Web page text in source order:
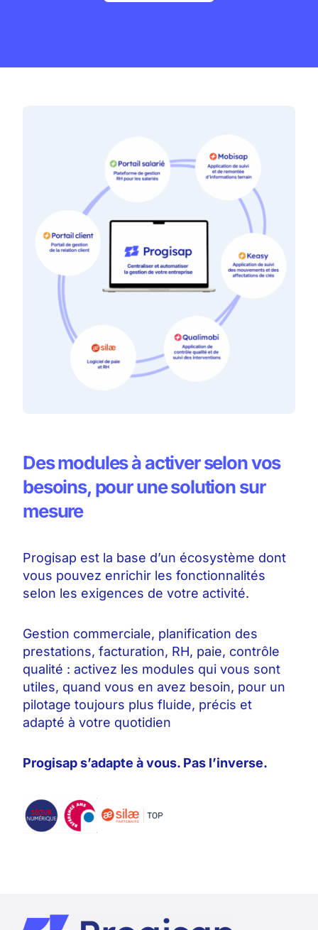
Des modules à activer selon vos
besoins, pour une solution sur
mesure
Progisap est la base d’un écosystème dont
vous pouvez enrichir les fonctionnalités
selon les exigences de votre activité.
Gestion commerciale, planification des
prestations, facturation, RH, paie, contrôle
qualité : activez les modules qui vous sont
utiles, quand vous en avez besoin, pour un
pilotage toujours plus fluide, précis et
adapté à votre quotidien
Progisap s’adapte à vous. Pas l’inverse.